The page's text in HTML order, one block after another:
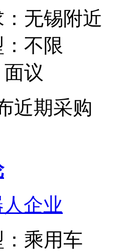
无锡附近
不限
面议
近期采购
企业
乘用车